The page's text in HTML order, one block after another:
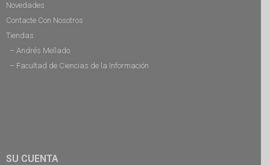
Novedades
Contacte Con Nosotros
Tiendas
– Andrés Mellado
– Facultad de Ciencias de la Información
SU CUENTA